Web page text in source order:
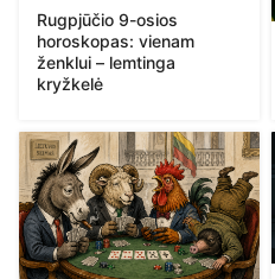
Rugpjūčio 9-osios
horoskopas: vienam
ženklui – lemtinga
kryžkelė